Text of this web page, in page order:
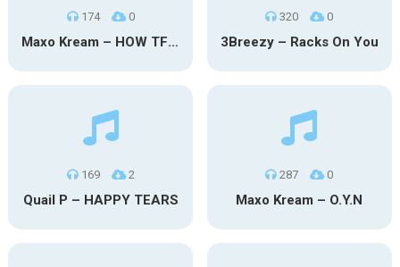
174 0
Maxo Kream – HOW TF I’M LUCKY
320 0
3Breezy – Racks On You
169 2
Quail P – HAPPY TEARS
287 0
Maxo Kream – O.Y.N